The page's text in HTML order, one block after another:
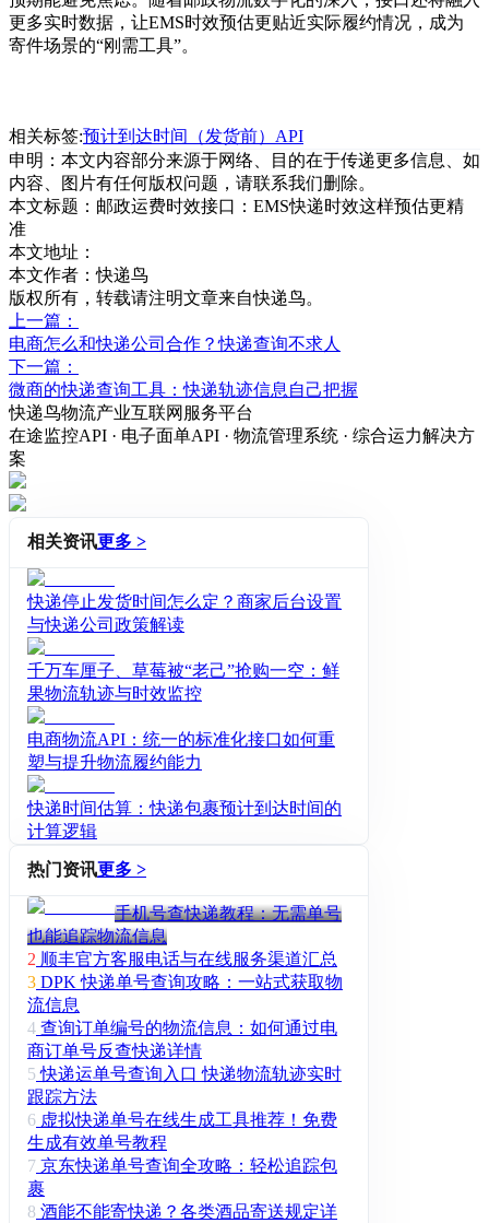
更多实时数据，让EMS时效预估更贴近实际履约情况，成为
寄件场景的“刚需工具”。
相关标签:预计到达时间（发货前）API
申明：本文内容部分来源于网络、目的在于传递更多信息、如
内容、图片有任何版权问题，请联系我们删除。
本文标题： 邮政运费时效接口：EMS快递时效这样预估更精
准
本文地址：
本文作者：快递鸟
版权所有，转载请注明文章来自快递鸟。
上一篇：
电商怎么和快递公司合作？快递查询不求人
下一篇：
微商的快递查询工具：快递轨迹信息自己把握
快递鸟物流产业互联网服务平台
在途监控API · 电子面单API · 物流管理系统 · 综合运力解决方
案
相关资讯更多 >
快递停止发货时间怎么定？商家后台设置
与快递公司政策解读
千万车厘子、草莓被“老己”抢购一空：鲜
果物流轨迹与时效监控
电商物流API：统一的标准化接口如何重
塑与提升物流履约能力
快递时间估算：快递包裹预计到达时间的
计算逻辑
热门资讯更多 >
手机号查快递教程：无需单号
也能追踪物流信息
2 顺丰官方客服电话与在线服务渠道汇总
3 DPK 快递单号查询攻略：一站式获取物
流信息
4 查询订单编号的物流信息：如何通过电
商订单号反查快递详情
5 快递运单号查询入口 快递物流轨迹实时
跟踪方法
6 虚拟快递单号在线生成工具推荐！免费
生成有效单号教程
7 京东快递单号查询全攻略：轻松追踪包
裹
8 酒能不能寄快递？各类酒品寄送规定详